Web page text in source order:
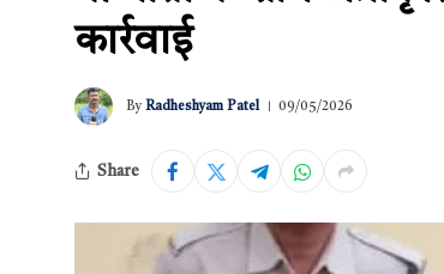
कार्रवाई
By Radheshyam Patel 09/05/2026
Share